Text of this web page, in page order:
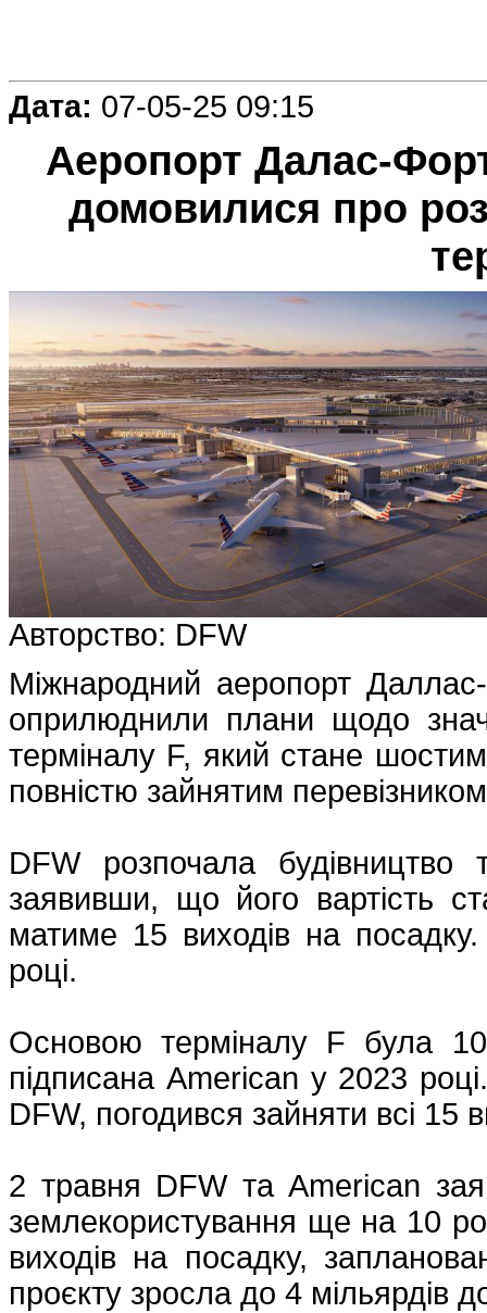
Дата: 07-05-25 09:15
Аеропорт Далас-
домовилися про
Авторство: DFW
Міжнародний аеропорт
оприлюднили плани щодо
терміналу F, який стане
повністю зайнятим
DFW розпочала
заявивши, що його вартість
матиме 15 виходів на
році.
Основою терміналу F була
підписана American у 2023
DFW, погодився зайняти всі 15
2 травня DFW та American
землекористування ще на 10
виходів на посадку,
проєкту зросла до 4 мільярдів